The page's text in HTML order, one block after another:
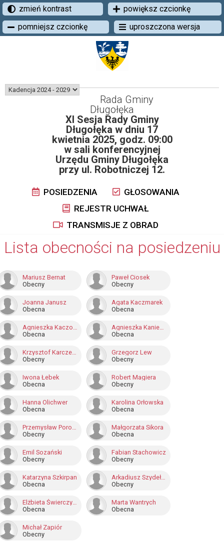
zmień kontrast
powiększ czcionkę
pomniejsz czcionkę
uproszczona wersja
Rada Gminy
Długołęka
XI Sesja Rady Gminy
Długołęka w dniu 17
kwietnia 2025, godz. 09:00
w sali konferencyjnej
Urzędu Gminy Długołęka
przy ul. Robotniczej 12.
POSIEDZENIA
GŁOSOWANIA
REJESTR UCHWAŁ
TRANSMISJE Z OBRAD
Lista obecności na posiedzeniu
Mariusz Bernat
Obecny
Paweł Ciosek
Obecny
Joanna Janusz
Obecna
Agata Kaczmarek
Obecna
Agnieszka Kaczor-Tykierko
Obecna
Agnieszka Kaniewska
Obecna
Krzysztof Karczewski
Obecny
Grzegorz Lew
Obecny
Iwona Łebek
Obecna
Robert Magiera
Obecny
Hanna Olichwer
Obecna
Karolina Orłowska
Obecna
Przemysław Poroszewski
Obecny
Małgorzata Sikora
Obecna
Emil Sozański
Obecny
Fabian Stachowicz
Obecny
Katarzyna Szkirpan
Obecna
Arkadiusz Szydełko
Obecny
Elżbieta Świerczyńska
Obecna
Marta Wantrych
Obecna
Michał Zapiór
Obecny